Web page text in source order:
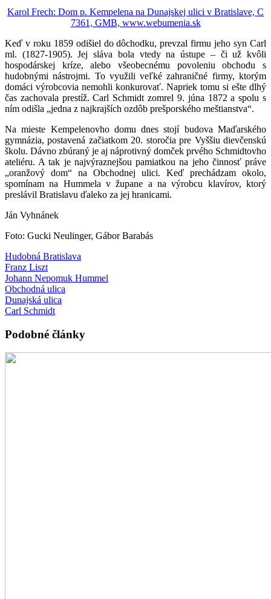
Karol Frech: Dom p. Kempelena na Dunajskej ulici v Bratislave, C
7361, GMB, www.webumenia.sk
Keď v roku 1859 odišiel do dôchodku, prevzal firmu jeho syn Carl
ml. (1827-1905). Jej sláva bola vtedy na ústupe – či už kvôli
hospodárskej kríze, alebo všeobecnému povoleniu obchodu s
hudobnými nástrojmi. To využili veľké zahraničné firmy, ktorým
domáci výrobcovia nemohli konkurovať. Napriek tomu si ešte dlhý
čas zachovala prestíž. Carl Schmidt zomrel 9. júna 1872 a spolu s
ním odišla „jedna z najkrajších ozdôb prešporského meštianstva“.
Na mieste Kempelenovho domu dnes stojí budova Maďarského
gymnázia, postavená začiatkom 20. storočia pre Vyššiu dievčenskú
školu. Dávno zbúraný je aj náprotivný domček prvého Schmidtovho
ateliéru. A tak je najvýraznejšou pamiatkou na jeho činnosť práve
„oranžový dom“ na Obchodnej ulici. Keď prechádzam okolo,
spomínam na Hummela v župane a na výrobcu klavírov, ktorý
preslávil Bratislavu ďaleko za jej hranicami.
Ján Vyhnánek
Foto: Gucki Neulinger, Gábor Barabás
Hudobná Bratislava
Franz Liszt
Johann Nepomuk Hummel
Obchodná ulica
Dunajská ulica
Carl Schmidt
Podobné články